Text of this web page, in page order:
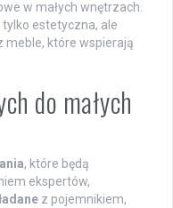
w małych wnętrzach.
tylko estetyczna, ale
meble, które wspierają
do małych
, które będą
ekspertów,
z pojemnikiem,